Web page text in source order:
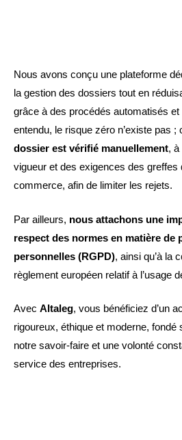
Nous avons conçu une plateforme
la gestion des dossiers tout en
grâce à des procédés automatisés et
entendu, le risque zéro n’existe pas ;
dossier est vérifié manuellement, à
vigueur et des exigences des greffes
commerce, afin de limiter les rejets.
Par ailleurs, nous attachons une
respect des normes en matière de
personnelles (RGPD), ainsi qu’à la
règlement européen relatif à l’usage
Avec Altaleg, vous bénéficiez d’un
rigoureux, éthique et moderne, fondé
notre savoir-faire et une volonté
service des entreprises.